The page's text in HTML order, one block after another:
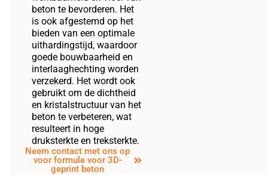
beton te bevorderen. Het
is ook afgestemd op het
bieden van een optimale
uithardingstijd, waardoor
goede bouwbaarheid en
interlaaghechting worden
verzekerd. Het wordt ook
gebruikt om de dichtheid
en kristalstructuur van het
beton te verbeteren, wat
resulteert in hoge
druksterkte en treksterkte.
Neem contact met ons op
voor formule voor 3D-
geprint beton